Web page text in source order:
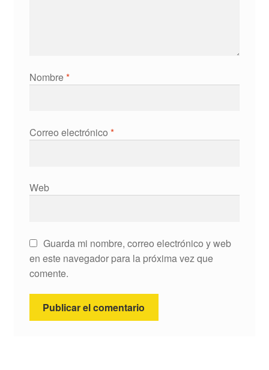
Nombre*
Correo electrónico *
Web
Guarda mi nombre, correo electrónico y web
en este navegador para la próxima vez que
comente.